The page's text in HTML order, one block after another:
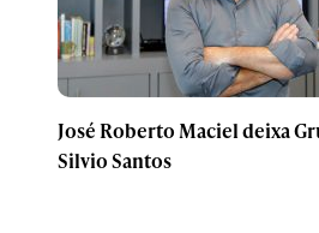
José Roberto Maciel deixa
Silvio Santos